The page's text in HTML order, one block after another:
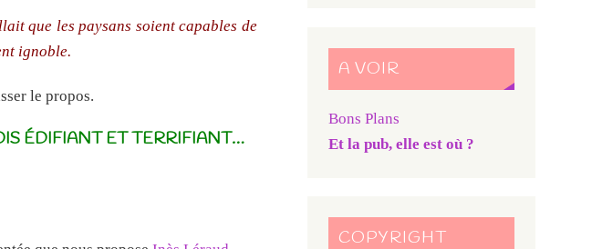
que les paysans soient capables de
ignoble.
le propos.
ÉDIFIANT ET TERRIFIANT…
A VOIR
Bons Plans
Et la pub, elle est où ?
COPYRIGHT